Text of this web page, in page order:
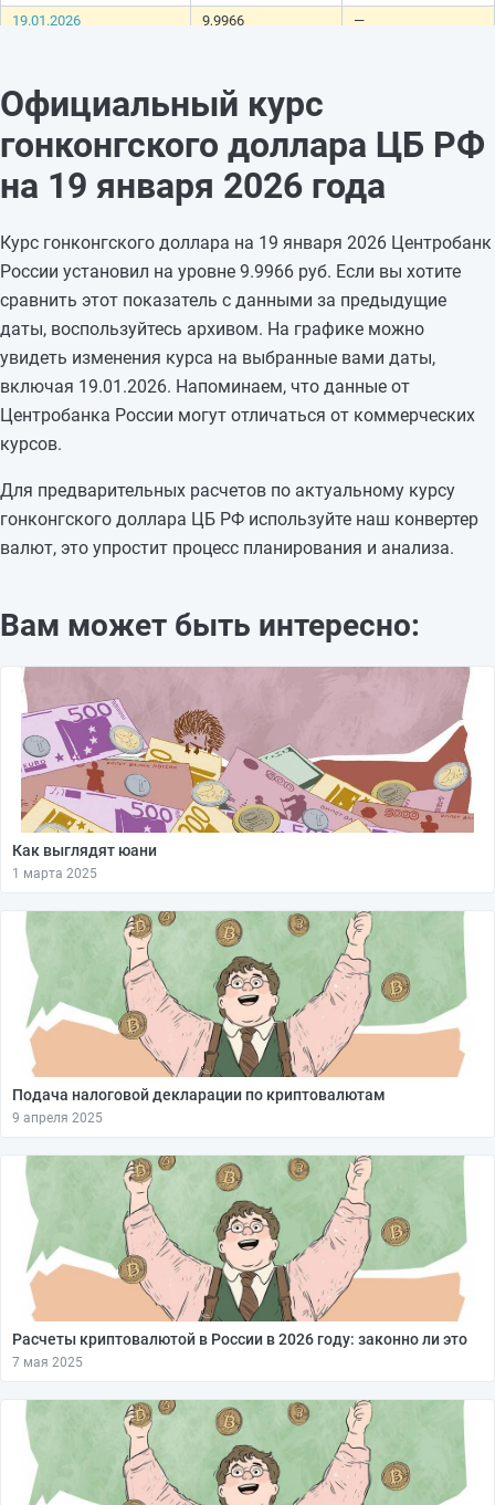
19.01.2026
9,9966
—
16.01.2026
10,0859
15.01.2026
10,0953
-0,0297
14.01.2026
10,125
13.01.2026
10,1236
+0,0557
07.01.2026
10,0679
—
06.01.2026
10,0679
—
05.01.2026
Официальный курс
гонконгского доллара ЦБ РФ
на 19 января 2026 года
Курс гонконгского доллара на 19 января 2026 Центробанк
России установил на уровне 9.9966 руб. Если вы хотите
сравнить этот показатель с данными за предыдущие
даты, воспользуйтесь архивом. На графике можно
увидеть изменения курса на выбранные вами даты,
включая 19.01.2026. Напоминаем, что данные от
Центробанка России могут отличаться от коммерческих
курсов.
Для предварительных расчетов по актуальному курсу
гонконгского доллара ЦБ РФ используйте наш конвертер
валют, это упростит процесс планирования и анализа.
Вам может быть интересно:
Как выглядят юани
1 марта 2025
Подача налоговой декларации по криптовалютам
9 апреля 2025
Расчеты криптовалютой в России в 2026 году: законно ли это
7 мая 2025